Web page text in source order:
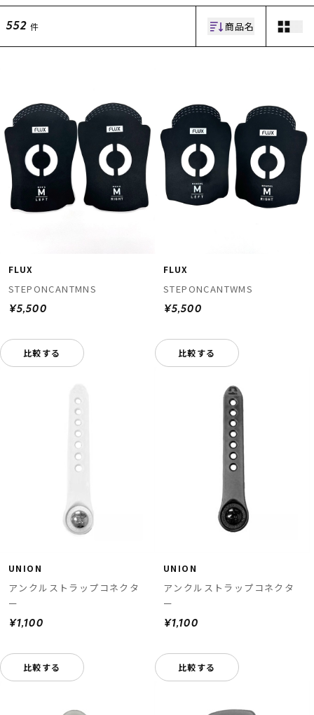
ブランド一覧
中古/アウトレット サー
フ
中古/アウトレット スノ
ご利用ガイド
下取り保証について
よくある質問
店舗一覧
お問い合わせ
ニュース
ムラサキスポーツ 公式アプリ
ポイント・クーポンもこのアプリで！
552 件 商品名
FLUX
STEPONCANTMNS
¥5,500
比較する
FLUX
STEPONCANTWMS
¥5,500
比較する
UNION
アンクルストラップコネクタ
ー
¥1,100
比較する
UNION
アンクルストラップコネクタ
ー
¥1,100
比較する